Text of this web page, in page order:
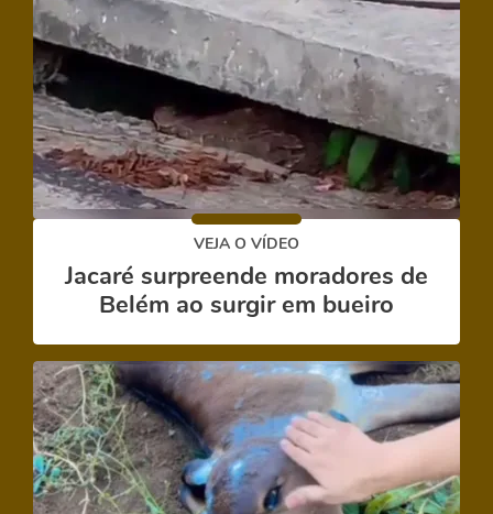
VEJA O VÍDEO
Jacaré surpreende moradores de
Belém ao surgir em bueiro